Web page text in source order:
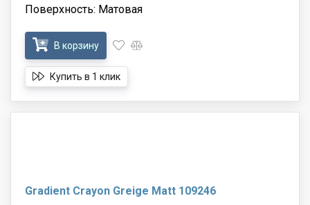
Поверхность: Матовая
В корзину
Купить в 1 клик
Gradient Crayon Greige Matt 109246